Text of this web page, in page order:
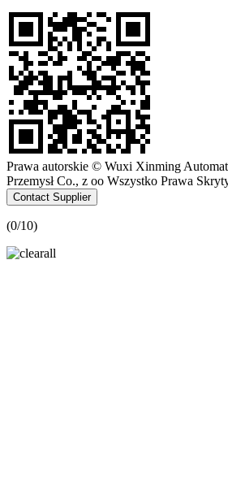
Prawa autorskie © Wuxi Xinming
Przemysł Co., z oo Wszystko Prawa
Contact Supplier
(0/10)